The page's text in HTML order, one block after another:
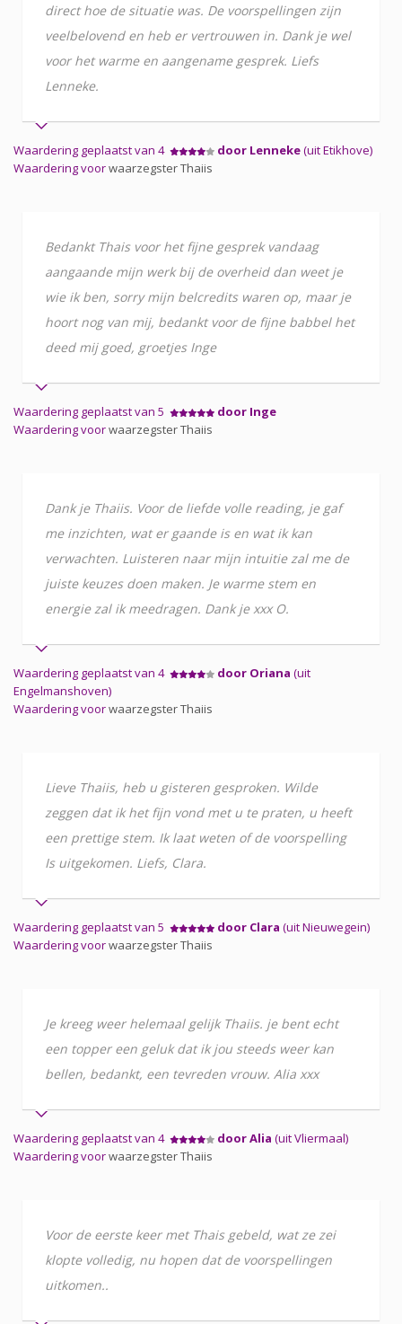
direct hoe de situatie was. De voorspellingen zijn
veelbelovend en heb er vertrouwen in. Dank je wel
voor het warme en aangename gesprek. Liefs
Lenneke.
Waardering geplaatst van 4 door Lenneke(uit Etikhove)
Waardering voorwaarzegster Thaiis
Bedankt Thais voor het fijne gesprek vandaag
aangaande mijn werk bij de overheid dan weet je
wie ik ben, sorry mijn belcredits waren op, maar je
hoort nog van mij, bedankt voor de fijne babbel het
deed mij goed, groetjes Inge
Waardering geplaatst van 5
door Inge
Waardering voorwaarzegster Thaiis
Dank je Thaiis. Voor de liefde volle reading, je gaf
me inzichten, wat er gaande is en wat ik kan
verwachten. Luisteren naar mijn intuitie zal me de
juiste keuzes doen maken. Je warme stem en
energie zal ik meedragen. Dank je xxx O.
Waardering geplaatst van 4 door Oriana (uit
Engelmanshoven)
Waardering voorwaarzegster Thaiis
Lieve Thaiis, heb u gisteren gesproken. Wilde
zeggen dat ik het fijn vond met u te praten, u heeft
een prettige stem. Ik laat weten of de voorspelling
Is uitgekomen. Liefs, Clara.
Waardering geplaatst van 5 door Clara (uit Nieuwegein)
Waardering voorwaarzegster Thaiis
Je kreeg weer helemaal gelijk Thaiis. je bent echt
een topper een geluk dat ik jou steeds weer kan
bellen, bedankt, een tevreden vrouw. Alia xxx
Waardering geplaatst van 4 door Alia (uit Vliermaal)
Waardering voorwaarzegster Thaiis
Voor de eerste keer met Thais gebeld, wat ze zei
klopte volledig, nu hopen dat de voorspellingen
uitkomen..